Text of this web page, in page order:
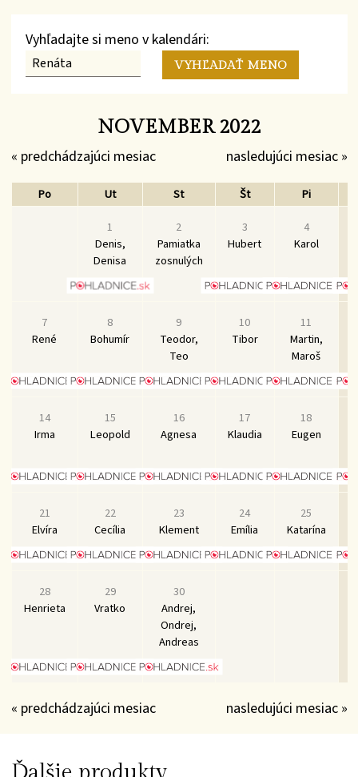
Vyhľadajte si meno v kalendári:
NOVEMBER 2022
« predchádzajúci mesiac nasledujúci mesiac »
Po Ut St Št
Pi
1
Denis,
Denisa
2
Pamiatka
zosnulých
3
Hubert
4
Karol
7
René
8
Bohumír
9
Teodor,
Teo
10
Tibor
11
Martin,
Maroš
14
Irma
15
Leopold
16
Agnesa
17
Klaudia
18
Eugen
21
Elvíra
22
Cecília
23
Klement
24
Emília
25
Katarína
28
Henrieta
29
Vratko
30
Andrej,
Ondrej,
Andreas
« predchádzajúci mesiac nasledujúci mesiac »